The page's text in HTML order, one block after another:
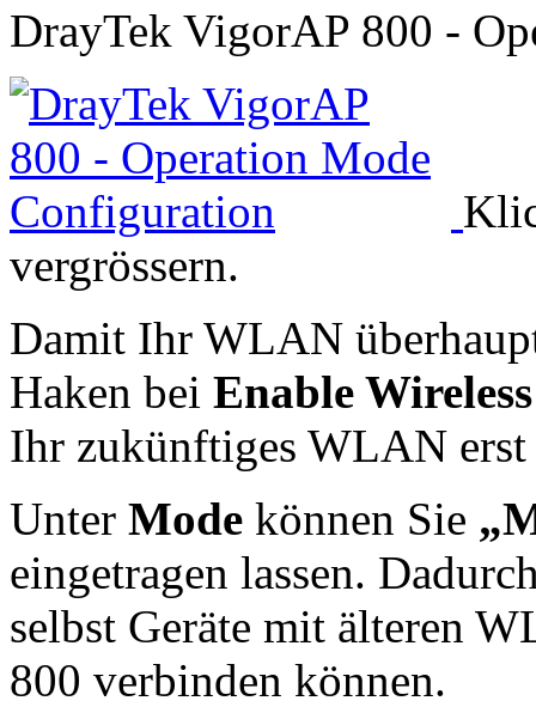
DrayTek VigorAP 800 -
vergrössern.
Damit Ihr WLAN
Haken bei Enable
Ihr zukünftiges WLAN
Unter Mode können Sie
eingetragen lassen.
selbst Geräte mit älteren
800 verbinden können.